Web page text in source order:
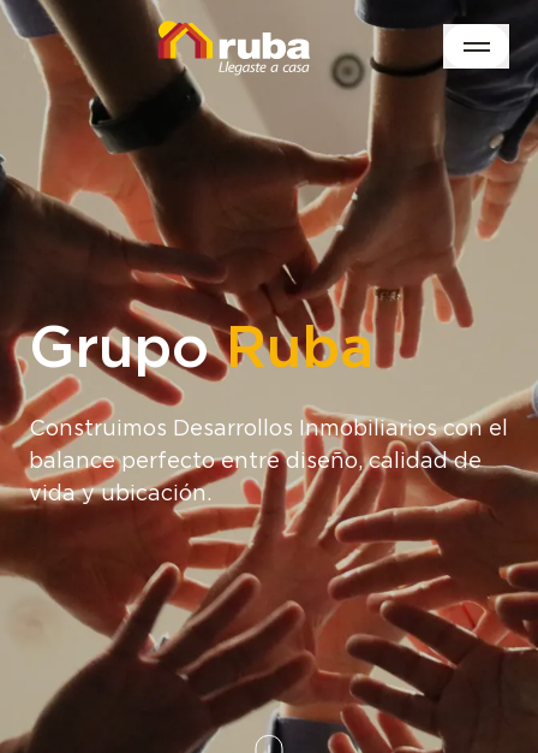
GrupoRuba
Construimos Desarrollos Inmobiliarios con el
balance perfecto entre diseño, calidad de
vida y ubicación.